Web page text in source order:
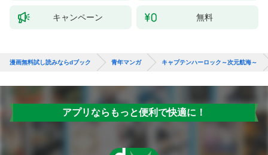
キャンペーン 無料
漫画無料試し読みならdブック 青年マンガ キャプテンハーロック～次元航海～
アプリならもっと便利で快適に！